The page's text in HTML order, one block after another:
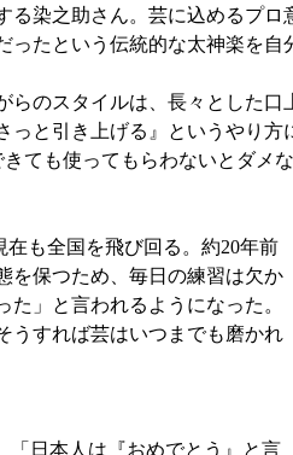
染之助さん。芸に込めるプロ
たという伝統的な太神楽を自
のスタイルは、長々とした口
と引き上げる』というやり
ても使ってもらわないとダメ
も全国を飛び回る。約20年前
を保つため、毎日の練習は欠か
」と言われるようになった。
うすれば芸はいつまでも磨かれ
日本人は『おめでとう』と言